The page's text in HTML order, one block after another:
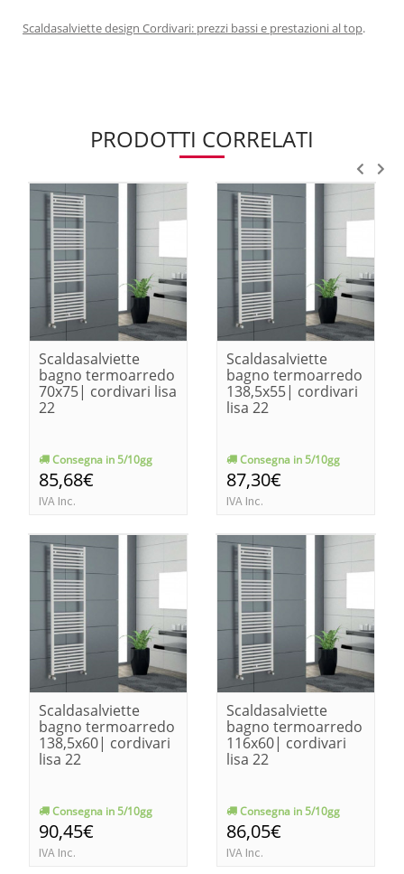
Scaldasalviette design Cordivari: prezzi bassi e prestazioni al top.
PRODOTTI CORRELATI
Scaldasalviette
bagno termoarredo
70x75| cordivari lisa
22
Consegna in 5/10gg
85,68€
IVA Inc.
Scaldasalviette
bagno termoarredo
138,5x55| cordivari
lisa 22
Consegna in 5/10gg
87,30€
IVA Inc.
Scaldasalviette
bagno termoarredo
138,5x60| cordivari
lisa 22
Consegna in 5/10gg
90,45€
IVA Inc.
Scaldasalviette
bagno termoarredo
116x60| cordivari
lisa 22
Consegna in 5/10gg
86,05€
IVA Inc.